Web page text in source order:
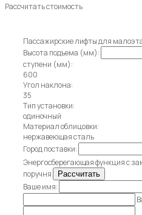
Рассчитать стоимость
Пассажирские лифты для
Высота подъема (мм):
ступени (мм):
600
Угол наклона:
35
Тип установки:
одиночный
Материал облицовки:
нержавеющая сталь
Город поставки:
Энергосберегающая функция с
поручня
Ваше имя: